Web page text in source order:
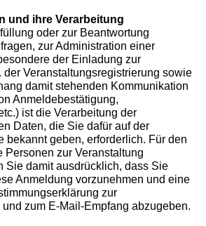
und ihre Verarbeitung
oder zur Beantwortung
zur Administration einer
der Einladung zur
der Veranstaltungsregistrierung sowie
damit stehenden Kommunikation
Anmeldebestätigung,
ist die Verarbeitung der
Daten, die Sie dafür auf der
bekannt geben, erforderlich. Für den
Personen zur Veranstaltung
Sie damit ausdrücklich, dass Sie
Anmeldung vorzunehmen und eine
zur
zum E-Mail-Empfang abzugeben.